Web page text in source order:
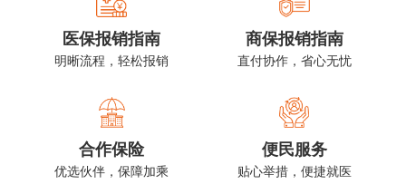
医保报销指南
明晰流程，轻松报销
商保报销指南
直付协作，省心无忧
合作保险
优选伙伴，保障加乘
便民服务
贴心举措，便捷就医